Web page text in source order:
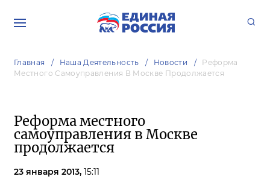
Главная Наша Деятельность Новости
Реформа
Местного Самоуправления В Москве Продолжается
Реформа местного
самоуправления в Москве
продолжается
23 января 2013, 15:11